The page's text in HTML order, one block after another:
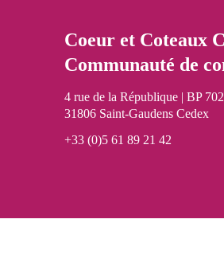
Coeur et Coteaux
Communauté de
4 rue de la République | BP
31806 Saint-Gaudens Cedex
+33 (0)5 61 89 21 42